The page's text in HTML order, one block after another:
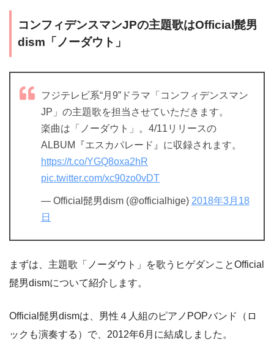
コンフィデンスマンJPの主題歌はOfficial髭男
dism「ノーダウト」
フジテレビ系“月9”ドラマ「コンフィデンスマン
JP」の主題歌を担当させていただきます。
楽曲は「ノーダウト」。4/11リリースの
ALBUM『エスカパレード』に収録されます。
https://t.co/YGQ8oxa2hR
pic.twitter.com/xc90zo0vDT
— Official髭男dism (@officialhige) 2018年3月18
日
まずは、主題歌「ノーダウト」を歌うヒゲダンことOfficial
髭男dismについて紹介します。
Official髭男dismは、男性４人組のピアノPOPバンド（ロ
ックも演奏する）で、2012年6月に結成しました。